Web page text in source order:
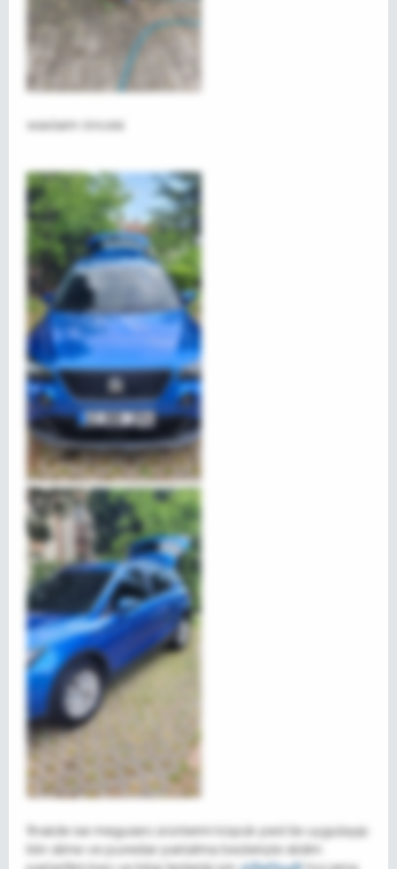
waxların öncesi
finalde ise meguiars ürünlerini köpük ped ile uygulayıp
klin silme ve purestar parlatma bezleriyle sildim